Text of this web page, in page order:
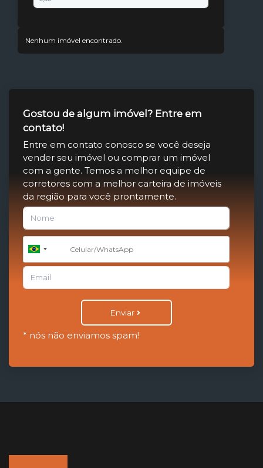
Nenhum imóvel encontrado.
Gostou de algum imóvel? Entre em
contato!
Entre em contato conosco se você deseja
vender seu imóvel ou comprar um imóvel
com a gente. Temos a melhor equipe de
corretores com a melhor carteira de imóveis
da região para você prontamente.
Brazil
+55
Enviar
* nós não enviamos spam!